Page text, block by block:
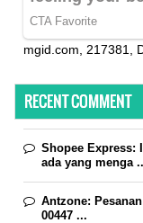
mgid.com, 217381,
RECENT COMMENT
Shopee Express:
ada yang menga
Antzone:
00447 ...